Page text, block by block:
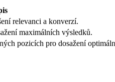
relevanci a konverzí.
maximálních výsledků.
pozicích pro dosažení